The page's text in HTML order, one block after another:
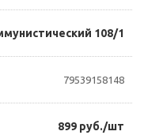
108/1
79539158148
899 руб./шт